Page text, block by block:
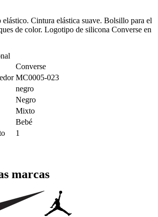
elástico. Cintura elástica suave. Bolsillo para el
de color. Logotipo de silicona Converse en
Converse
MC0005-023
negro
Negro
Mixto
Bebé
1
marcas